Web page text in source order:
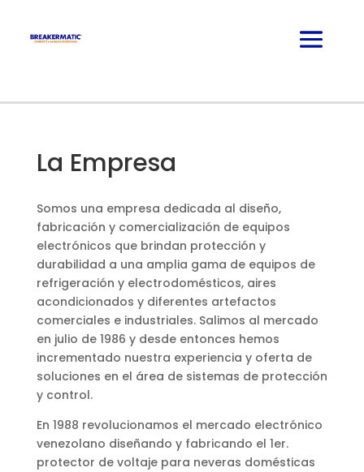
La Empresa
Somos una empresa dedicada al diseño,
fabricación y comercialización de equipos
electrónicos que brindan protección y
durabilidad a una amplia gama de equipos de
refrigeración y electrodomésticos, aires
acondicionados y diferentes artefactos
comerciales e industriales. Salimos al mercado
en julio de 1986 y desde entonces hemos
incrementado nuestra experiencia y oferta de
soluciones en el área de sistemas de protección
y control.
En 1988 revolucionamos el mercado electrónico
venezolano diseñando y fabricando el 1er.
protector de voltaje para neveras domésticas